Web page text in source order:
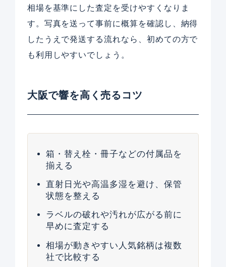
相場を基準にした査定を受けやすくなりま
す。写真を送って事前に概算を確認し、納得
したうえで発送する流れなら、初めての方で
も利用しやすいでしょう。
大阪で響を高く売るコツ
箱・替え栓・冊子などの付属品を
揃える
直射日光や高温多湿を避け、保管
状態を整える
ラベルの破れや汚れが広がる前に
早めに査定する
相場が動きやすい人気銘柄は複数
社で比較する